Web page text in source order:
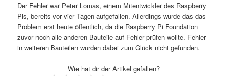
Der Fehler war Peter Lomas, einem Mitentwickler des Raspberry
Pis, bereits vor vier Tagen aufgefallen. Allerdings wurde das das
Problem erst heute öffentlich, da die Raspberry Pi Foundation
zuvor noch alle anderen Bauteile auf Fehler prüfen wollte. Fehler
in weiteren Bauteilen wurden dabei zum Glück nicht gefunden.
Wie hat dir der Artikel gefallen?